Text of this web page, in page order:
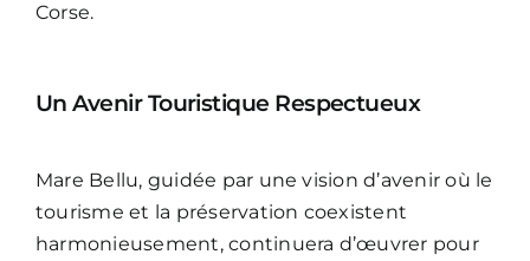
Corse.
Un Avenir Touristique Respectueux
Mare Bellu, guidée par une vision d’avenir où le
tourisme et la préservation coexistent
harmonieusement, continuera d’œuvrer pour